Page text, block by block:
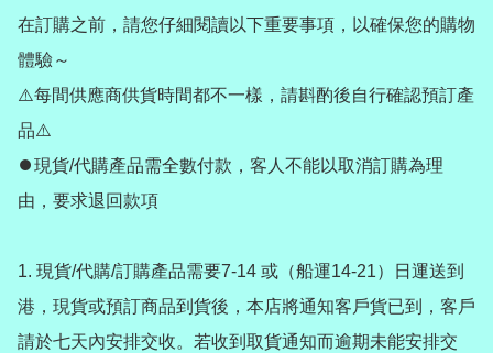
在訂購之前，請您仔細閱讀以下重要事項，以確保您的購物
體驗～
⚠️每間供應商供貨時間都不一樣，請斟酌後自行確認預訂產
品⚠️
⏺️現貨/代購產品需全數付款，客人不能以取消訂購為理
由，要求退回款項
1. 現貨/代購/訂購產品需要7-14 或（船運14-21）日運送到
港，現貨或預訂商品到貨後，本店將通知客戶貨已到，客戶
請於七天內安排交收。若收到取貨通知而逾期未能安排交